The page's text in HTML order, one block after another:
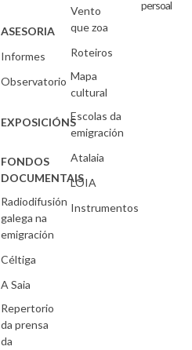
ASESORIA
Informes
Observatorio
EXPOSICIÓNS
FONDOS
DOCUMENTAIS
Radiodifusión
galega na
emigración
Céltiga
A Saia
Repertorio
da prensa
da
Vento
que zoa
Roteiros
Mapa
cultural
Escolas da
emigración
Atalaia
LOIA
Instrumentos
persoal